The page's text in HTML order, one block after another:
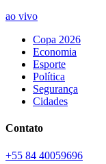
ao vivo
Copa 2026
Economia
Esporte
Política
Segurança
Cidades
Contato
+55 84 40059696